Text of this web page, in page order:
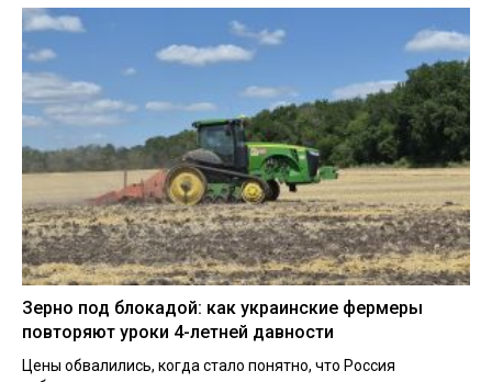
Зерно под блокадой: как украинские фермеры
повторяют уроки 4-летней давности
Цены обвалились, когда стало понятно, что Россия